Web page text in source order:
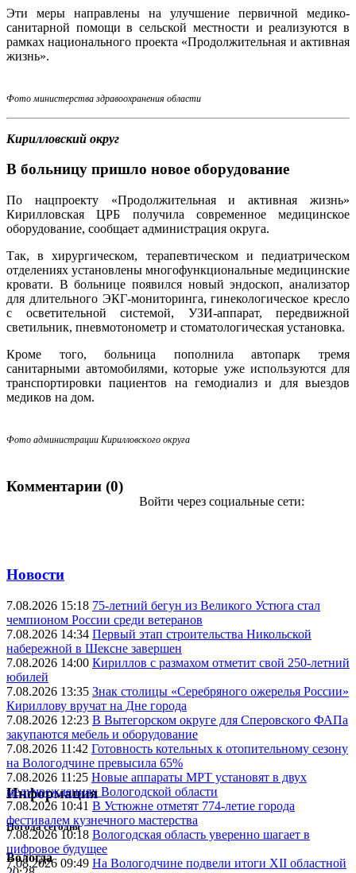
Эти меры направлены на улучшение первичной медико-
санитарной помощи в сельской местности и реализуются в
рамках национального проекта «Продолжительная и активная
жизнь».
Фото министерства здравоохранения области
Кирилловский округ
В больницу пришло новое оборудование
По нацпроекту «Продолжительная и активная жизнь»
Кирилловская ЦРБ получила современное медицинское
оборудование, сообщает администрация округа.
Так, в хирургическом, терапевтическом и педиатрическом
отделениях установлены многофункциональные медицинские
кровати. В больнице появился новый эндоскоп, анализатор
для длительного ЭКГ-мониторинга, гинекологическое кресло
с осветительной системой, УЗИ-аппарат, передвижной
светильник, пневмотонометр и стоматологическая установка.
Кроме того, больница пополнила автопарк тремя
санитарными автомобилями, которые уже используются для
транспортировки пациентов на гемодиализ и для выездов
медиков на дом.
Фото администрации Кирилловского округа
Комментарии (0)
Войти через социальные сети:
Новости
7.08.2026 15:18 75-летний бегун из Великого Устюга стал
чемпионом России среди ветеранов
7.08.2026 14:34 Первый этап строительства Никольской
набережной в Шексне завершен
7.08.2026 14:00 Кириллов с размахом отметит свой 250-летний
юбилей
7.08.2026 13:35 Знак столицы «Серебряного ожерелья России»
Кириллову вручат на Дне города
7.08.2026 12:23 В Вытегорском округе для Сперовского ФАПа
закупаются мебель и оборудование
7.08.2026 11:42 Готовность котельных к отопительному сезону
на Вологодчине превысила 65%
7.08.2026 11:25 Новые аппараты МРТ установят в двух
медучреждениях Вологодской области
7.08.2026 10:41 В Устюжне отметят 774-летие города
фестивалем кузнечного мастерства
7.08.2026 10:18 Вологодская область уверенно шагает в
цифровое будущее
7.08.2026 09:49 На Вологодчине подвели итоги XII областной
Информация
Погода сегодня
Вологда